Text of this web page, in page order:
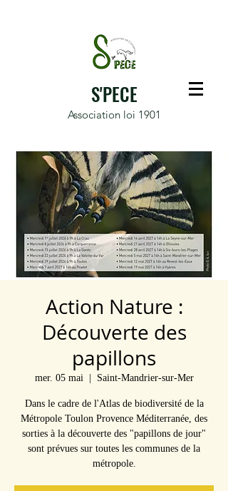
Association loi 1901
S'PECE
Action Nature :
Découverte des
papillons
mer. 05 mai
  |
Saint-Mandrier-sur-Mer
Dans le cadre de l'Atlas de biodiversité de la
Métropole Toulon Provence Méditerranée, des
sorties à la découverte des "papillons de jour"
sont prévues sur toutes les communes de la
métropole.